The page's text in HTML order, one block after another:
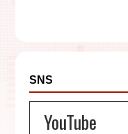
SNS
YouTube